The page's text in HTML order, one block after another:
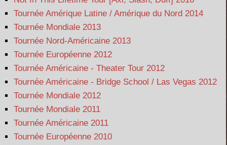
Tournée Amérique Latine / Amérique du Nord 2014
Tournée Mondiale 2013
Tournée Nord-Américaine 2013
Tournée Européenne 2012
Tournée Américaine - Theater Tour 2012
Tournée Américaine - Bridge School / Las Vegas 2012
Tournée Mondiale 2012
Tournée Mondiale 2011
Tournée Américaine 2011
Tournée Européenne 2010